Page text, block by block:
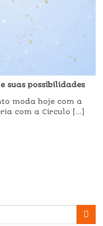
suas possibilidades
moda hoje com a
com a Circulo [...]